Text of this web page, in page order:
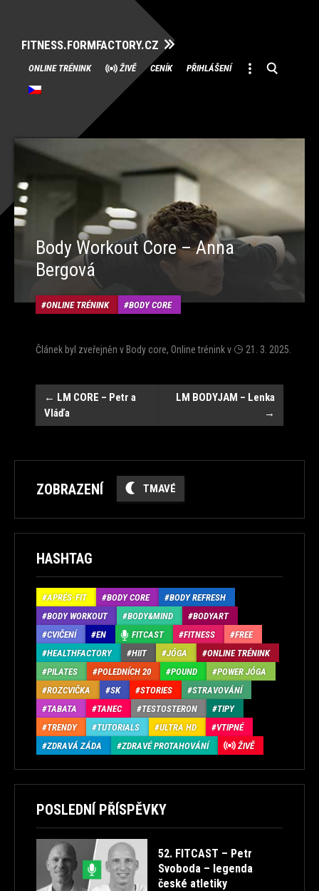
FITNESS.FORMFACTORY.CZ
Přeskočit
na
obsah
ONLINE TRÉNINK ŽIVĚ CENÍK PŘIHLÁŠENÍ
Body Workout Core – Anna
Bergová
ONLINE TRÉNINK BODY CORE
Článek byl zveřejněn vBody core, Online tréninkv 21. 3. 2025
Navigace
← LM CORE – Petr a
Vláďa
LM BODYJAM – Lenka
→
ZOBRAZENÍ TMAVÉ
HASHTAG
APRÉS-FIT BODY CORE
BODY REFRESH
BODY WORKOUT
BODY&MIND
BODYART
CVIČENÍ
EN FITCAST FITNESS
FREE
HEALTHFACTORY
HIIT JÓGA
ONLINE TRÉNINK
PILATES
POLEDNÍCH 20 POUND
POWER JÓGA
ROZCVIČKA
SK STORIES
STRAVOVÁNÍ
TABATA
TANEC TESTOSTERON
TIPY
TRENDY
TUTORIALS ULTRA HD
VTIPNÉ
ZDRAVÁ ZÁDA
ZDRAVÉ PROTAHOVÁNÍ ŽIVĚ
POSLEDNÍ PŘÍSPĚVKY
52. FITCAST – Petr
Svoboda – legenda
české atletiky